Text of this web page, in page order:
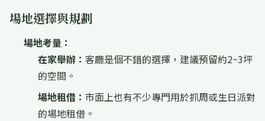
場地選擇與規劃
場地考量：
在家舉辦： 客廳是個不錯的選擇，建議預留約2~3坪
的空間。
場地租借： 市面上也有不少專門用於抓周或生日派對
的場地租借。